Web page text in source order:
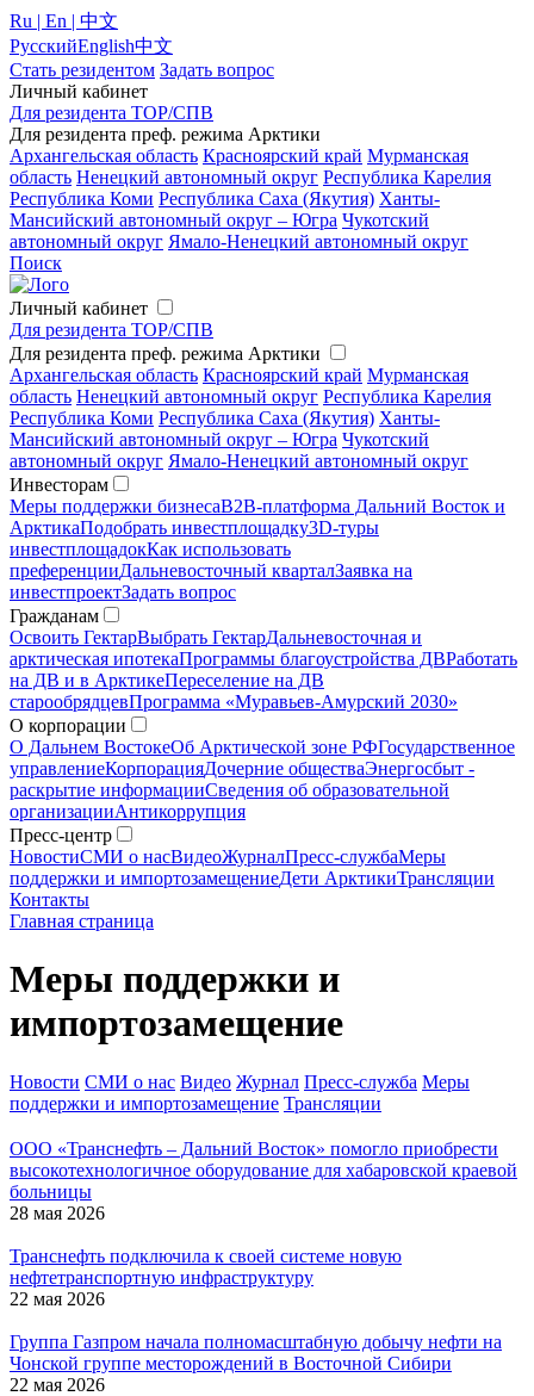
Ru | En | 中文
РусскийEnglish中文
Стать резидентом Задать вопрос
Личный кабинет
Для резидента ТОР/СПВ
Для резидента преф. режима Арктики
Архангельская область Красноярский край Мурманская
область Ненецкий автономный округ Республика Карелия
Республика Коми Республика Саха (Якутия) Ханты-
Мансийский автономный округ – Югра Чукотский
автономный округ Ямало-Ненецкий автономный округ
Поиск
Личный кабинет
Для резидента ТОР/СПВ
Для резидента преф. режима Арктики
Архангельская область Красноярский край Мурманская
область Ненецкий автономный округ Республика Карелия
Республика Коми Республика Саха (Якутия) Ханты-
Мансийский автономный округ – Югра Чукотский
автономный округ Ямало-Ненецкий автономный округ
Инвесторам
Меры поддержки бизнесаB2B-платформа Дальний Восток и
АрктикаПодобрать инвестплощадку3D-туры
инвестплощадокКак использовать
преференцииДальневосточный кварталЗаявка на
инвестпроектЗадать вопрос
Гражданам
Освоить ГектарВыбрать ГектарДальневосточная и
арктическая ипотекаПрограммы благоустройства ДВРаботать
на ДВ и в АрктикеПереселение на ДВ
старообрядцевПрограмма «Муравьев-Амурский 2030»
О корпорации
О Дальнем ВостокеОб Арктической зоне РФГосударственное
управлениеКорпорацияДочерние обществаЭнергосбыт -
раскрытие информацииСведения об образовательной
организацииАнтикоррупция
Пресс-центр
НовостиСМИ о насВидеоЖурналПресс-службаМеры
поддержки и импортозамещениеДети АрктикиТрансляции
Контакты
Главная страница
Меры поддержки и
импортозамещение
Новости СМИ о нас Видео Журнал Пресс-служба Меры
поддержки и импортозамещение Трансляции
ООО «Транснефть – Дальний Восток» помогло приобрести
высокотехнологичное оборудование для хабаровской краевой
больницы
28 мая 2026
Транснефть подключила к своей системе новую
нефтетранспортную инфраструктуру
22 мая 2026
Группа Газпром начала полномасштабную добычу нефти на
Чонской группе месторождений в Восточной Сибири
22 мая 2026